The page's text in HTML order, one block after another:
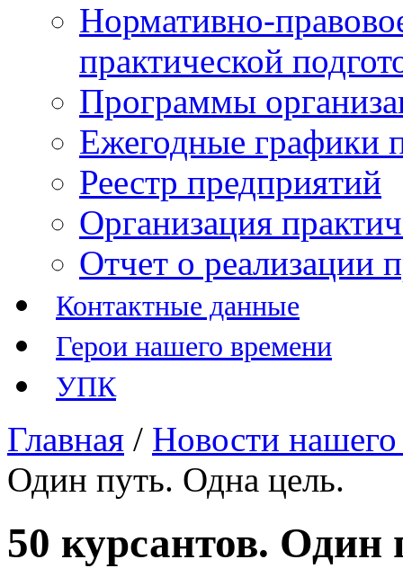
Нормативно-
практической
Программы
Ежегодные графики
Реестр предприятий
Организация
Отчет о реализации
Контактные данные
Герои нашего времени
УПК
Главная / Новости
Один путь. Одна цель.
50 курсантов. Один